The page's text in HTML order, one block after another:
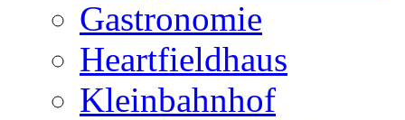
Gastronomie
Heartfieldhaus
Kleinbahnhof